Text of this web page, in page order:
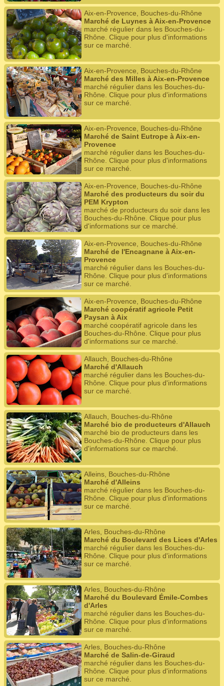
Aix-en-Provence, Bouches-du-Rhône
Marché de Luynes à Aix-en-Provence
marché régulier dans les Bouches-du-
Rhône. Clique pour plus d'informations
sur ce marché.
Aix-en-Provence, Bouches-du-Rhône
Marché des Milles à Aix-en-Provence
marché régulier dans les Bouches-du-
Rhône. Clique pour plus d'informations
sur ce marché.
Aix-en-Provence, Bouches-du-Rhône
Marché de Saint Eutrope à Aix-en-
Provence
marché régulier dans les Bouches-du-
Rhône. Clique pour plus d'informations
sur ce marché.
Aix-en-Provence, Bouches-du-Rhône
Marché des producteurs du soir du
PEM Krypton
marché de producteurs du soir dans les
Bouches-du-Rhône. Clique pour plus
d'informations sur ce marché.
Aix-en-Provence, Bouches-du-Rhône
Marché de l'Encagnane à Aix-en-
Provence
marché régulier dans les Bouches-du-
Rhône. Clique pour plus d'informations
sur ce marché.
Aix-en-Provence, Bouches-du-Rhône
Marché coopératif agricole Petit
Paysan à Aix
marché coopératif agricole dans les
Bouches-du-Rhône. Clique pour plus
d'informations sur ce marché.
Allauch, Bouches-du-Rhône
Marché d'Allauch
marché régulier dans les Bouches-du-
Rhône. Clique pour plus d'informations
sur ce marché.
Allauch, Bouches-du-Rhône
Marché bio de producteurs d'Allauch
marché bio de producteurs dans les
Bouches-du-Rhône. Clique pour plus
d'informations sur ce marché.
Alleins, Bouches-du-Rhône
Marché d'Alleins
marché régulier dans les Bouches-du-
Rhône. Clique pour plus d'informations
sur ce marché.
Arles, Bouches-du-Rhône
Marché du Boulevard des Lices d'Arles
marché régulier dans les Bouches-du-
Rhône. Clique pour plus d'informations
sur ce marché.
Arles, Bouches-du-Rhône
Marché du Boulevard Émile-Combes
d'Arles
marché régulier dans les Bouches-du-
Rhône. Clique pour plus d'informations
sur ce marché.
Arles, Bouches-du-Rhône
Marché de Salin-de-Giraud
marché régulier dans les Bouches-du-
Rhône. Clique pour plus d'informations
sur ce marché.